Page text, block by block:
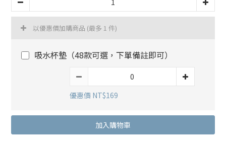
以優惠價加購商品 (最多 1 件)
吸水杯墊（48款可選，下單備註即可）
優惠價 NT$169
加入購物車